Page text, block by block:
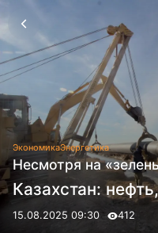
ЭкономикаЭнергетика
Несмотря на
Казахстан:
15.08.2025 09:30 412